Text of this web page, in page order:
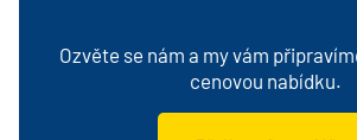
Ozvěte se nám a my vám
cenovou nabídku.